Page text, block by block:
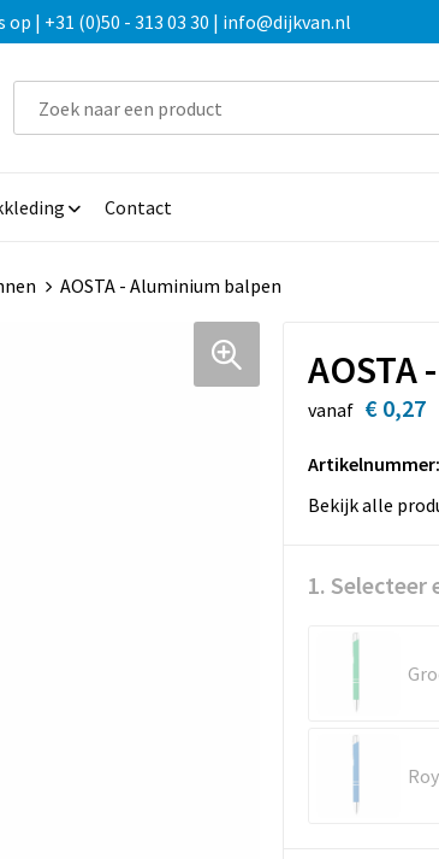
| +31 (0)50 - 313 03 30 | info@dijkvan.nl
Contact
AOSTA - Aluminium balpen
AOSTA
vanaf € 0,27
Artikelnummer:
Bekijk alle
1. Selecteer